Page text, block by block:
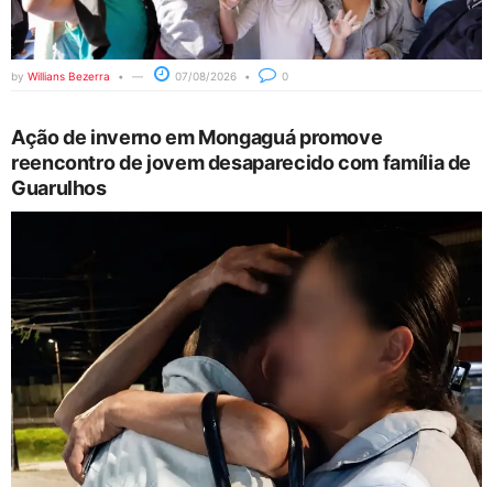
by Willians Bezerra 07/08/2026 0
Ação de inverno em Mongaguá promove
reencontro de jovem desaparecido com família de
Guarulhos